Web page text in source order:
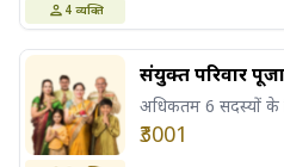
4 व्यक्ति
संयुक्त परिवार पूजा
अधिकतम 6 सदस्यों के
₹3001